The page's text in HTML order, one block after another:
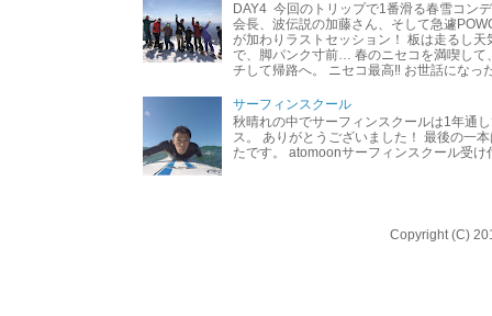
DAY4 今回のトリップで1番滑る春雪コン
会長、波伝説の加藤さん、そして急遽
が加わりラストセッション！ 板は走るし天
で、脚パンク寸前… 春のニセコを満喫して
チして帰路へ。 ニセコ最高‼︎ お世話になっ
サーフィンスクール
秋晴れの中でサーフィンスクールは1年通
ス。 ありがとうございました！ 最後の一
たです。 atomoonサーフィンスクール受け
Copyright (C)